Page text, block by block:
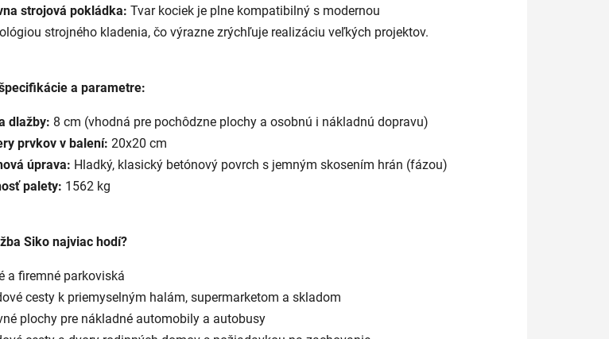
strojová pokládka: Tvar kociek je plne kompatibilný s modernou
strojného kladenia, čo výrazne zrýchľuje realizáciu veľkých projektov.
a parametre:
dlažby: 8 cm (vhodná pre pochôdzne plochy a osobnú i nákladnú dopravu)
prvkov v balení: 20x20 cm
úprava: Hladký, klasický betónový povrch s jemným skosením hrán (fázou)
palety: 1562 kg
Siko najviac hodí?
a firemné parkoviská
cesty k priemyselným halám, supermarketom a skladom
plochy pre nákladné automobily a autobusy